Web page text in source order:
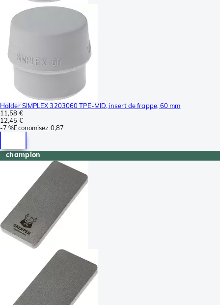
Halder SIMPLEX 3203060 TPE-MID, insert de frappe, 60 mm
11,58 €
12,45 €
-7 %Économisez 0,87
champion